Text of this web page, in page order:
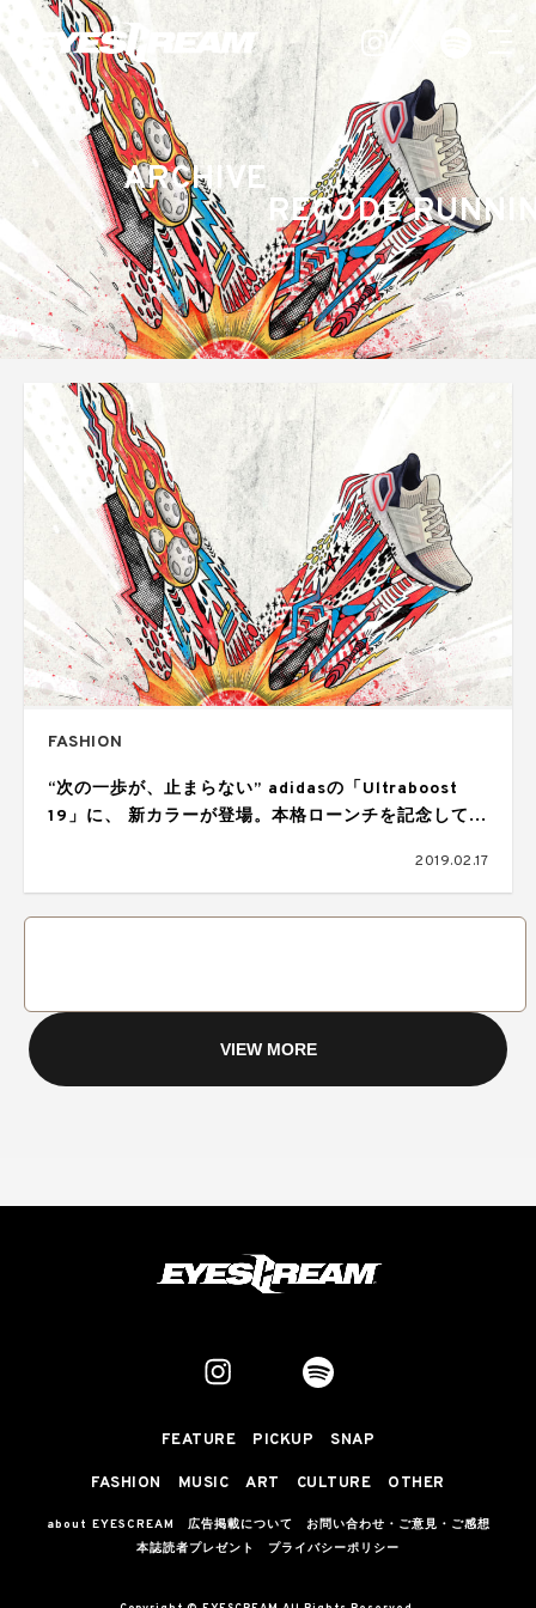
ARCHIVE
RECODE
FASHION
“次の一歩が、止まらない” adidasの「Ultraboost
19」に、 新カラーが登場。本格ローンチを記念して新
2019.02.17
VIEW MORE
FEATURE PICKUP SNAP
FASHION MUSIC ART CULTURE OTHER
about EYESCREAM 広告掲載について
お問い合わせ・ご意見・ご感想
本誌読者プレゼント
プライバシーポリシー